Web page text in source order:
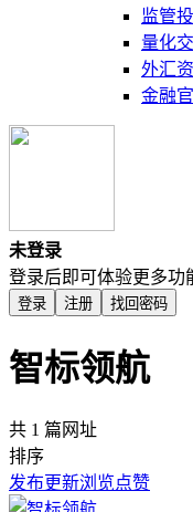
监管
量化
外汇
金融
未登录
登录后即可体验更多功
登录 注册 找回密码
智标领航
共 1 篇网址
排序
发布更新浏览点赞